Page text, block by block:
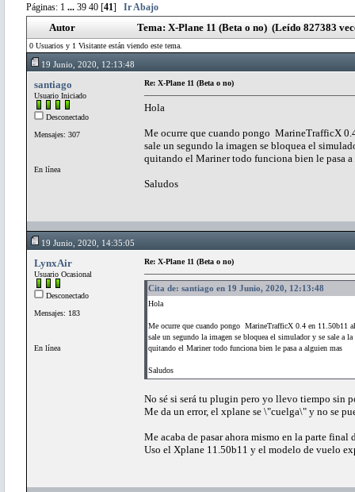
Páginas: 1 ... 39 40 [41] Ir Abajo
Autor Tema: X-Plane 11 (Beta o no) (Leído 827383
0 Usuarios y 1 Visitante están viendo este tema.
19 Junio, 2020, 12:13:48
santiago
Usuario Iniciado
Desconectado
Mensajes: 307
En línea
Re: X-Plane 11 (Beta o no)
Hola
Me ocurre que cuando pongo MarineTrafficX
sale un segundo la imagen se bloquea el
quitando el Mariner todo funciona bien le pasa a
Saludos
19 Junio, 2020, 14:35:05
LynxAir
Usuario Ocasional
Desconectado
Mensajes: 183
En línea
Re: X-Plane 11 (Beta o no)
Cita de: santiago en 19 Junio, 2020, 12:13:48
Hola
Me ocurre que cuando pongo MarineTrafficX 0.4 en 11.50b11
sale un segundo la imagen se bloquea el simulador y se sale a
quitando el Mariner todo funciona bien le pasa a alguien mas
Saludos
No sé si será tu plugin pero yo llevo tiempo sin
Me da un error, el xplane se \"cuelga\" y no se
Me acaba de pasar ahora mismo en la parte final
Uso el Xplane 11.50b11 y el modelo de vuelo